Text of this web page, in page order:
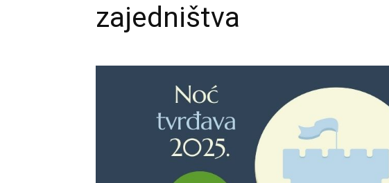
zajedništva